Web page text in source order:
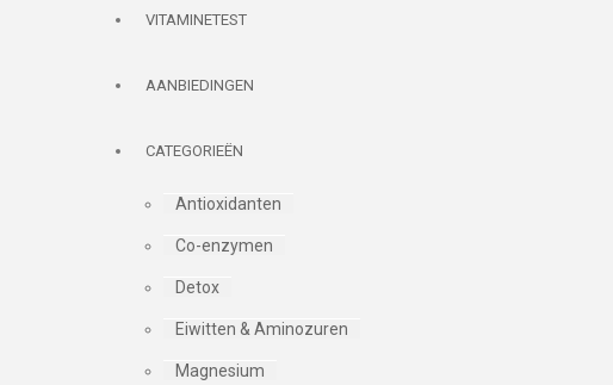
VITAMINETEST
AANBIEDINGEN
CATEGORIEËN
Antioxidanten
Co-enzymen
Detox
Eiwitten & Aminozuren
Magnesium